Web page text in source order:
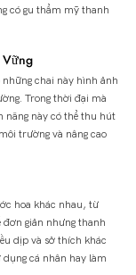
có gu thẩm mỹ thanh
những chai này hình ảnh
Trong thời đại mà
năng này có thể thu hút
trường và nâng cao
hoa khác nhau, từ
đơn giản nhưng thanh
dịp và sở thích khác
cá nhân hay làm